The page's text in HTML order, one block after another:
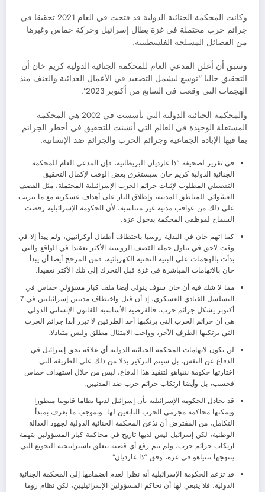
وكانت المحكمة الجنائية الدولية قد فتحت في العام 2021 تحقيقا في
جرائم حرب محتملة في غزة يطال إسرائيل وحركة حماس وغيرها
من الفصائل المسلحة الفلسطينية.
وسبق أن أعلن المدعي العام للمحكمة الجنائية الدولية كريم خان أن
التحقيق حاليا “توسع ليشمل التصعيد في الأعمال العدائية والعنف منذ
الهجمات التي وقعت في السابع من أكتوبر 2023”.
والمحكمة الجنائية الدولية التي تأسست في 2002 هي المحكمة
المستقلة الوحيدة في العالم التي أنشئت للتحقيق في أخطر الجرائم
بما فيها الإبادة الجماعية وجرائم الحرب والجرائم ضد الإنسانية.
في تقرير لصحيفة “ذا غارديان البريطانية، فإن المدعي العام للمحكمة
الجنائية الدولية كريم خان سيستغرق بعض الوقت لإكمال التحقيق
التفصيلي المطلوب لإثبات جرائم الحرب الإسرائيلية المحتملة، مثل القصف
العشوائي للمناطق المدنية، وإطلاق النار على أهداف عسكرية مع ما يترتب
على ذلك من عواقب مدنية غير متناسبة، لأن الحكومة الإسرائيلية رفضت
السماح لموظفي المحكمة بدخول غزة.
كما اتهم خان في البداية روسيا باختطاف أطفال أوكرانيين، ولم يبدأ إلا في
وقت لاحق في تناول حملة القصف الروسية الأكثر تعقيدا في الواقع والتي
بدأت بالهجمات على البنية التحتية الكهربائية، فمن المرجح أيضا أن يبدأ
خان بالاتهامات المباشرة في غزة قبل التحرك إلى تلك الأكثر تعقيدا.
مما لا شك فيه أن خان سوف يتولى أيضا ملف كبار مسؤولي حماس في
التسلسل القيادي العسكري، إذ أن قتل واختطاف مدنيين إسرائيليين في 7
أكتوبر يشكل جرائم حرب، فالفرضية الأساسية للقانون الإنساني الدولي
هي أن جرائم الحرب التي يرتكبها أحد الطرفين لا تبرر أبدا جرائم الحرب
التي يرتكبها الطرف الآخر، وواجب الامتثال مطلق وليس متبادلا.
لن يكون لاتهامات المحكمة الجنائية الدولية أي علاقة بحق إسرائيل في
الدفاع عن النفس، بل سيتم التركيز بدلا من ذلك على الطريقة التي
اختارتها حكومة نتنياهو لتنفيذ هذا الدفاع، ليس من خلال استهداف حماس
فحسب، بل وأيضا ارتكاب جرائم حرب ضد المدنيين.
قد تجادل الحكومة الإسرائيلية بأن إسرائيل لديها نظاما قانونيا متطورا
ويمكنها محاكمة مجرمي الحرب التابعين لها. وبموجب ما يعرف بمبدأ
التكامل، من المفترض أن تذعن المحكمة الجنائية الدولية لجهود العدالة
الوطنية، لكن إسرائيل ليس لديها تاريخ في محاكمة كبار المسؤولين بتهمة
ارتكاب جرائم حرب، ولم يتم رفع أي قضية تتعلق باستراتيجية التجويع التي
ينتهجها نتنياهو في غزة، وفق “ذا غارديان”.
قد تزعم الحكومة الإسرائيلية أنه نظرا لعدم انضمامها إلى المحكمة الجنائية
الدولية، فلا ينبغي لها أن تحاكم المسؤولين الإسرائيليين، لكن نظام روما